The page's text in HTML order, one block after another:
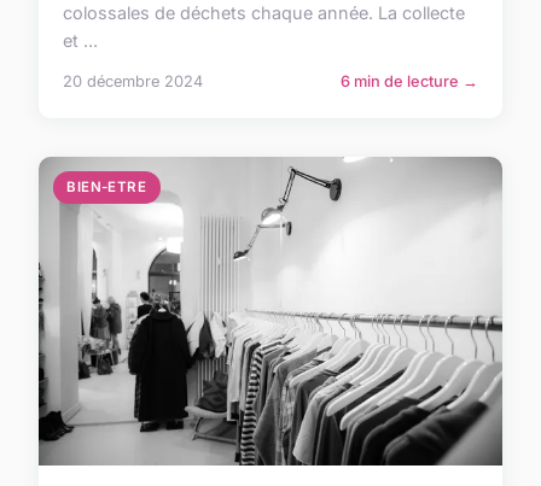
colossales de déchets chaque année. La collecte
et ...
20 décembre 2024 6 min de lecture →
BIEN-ETRE